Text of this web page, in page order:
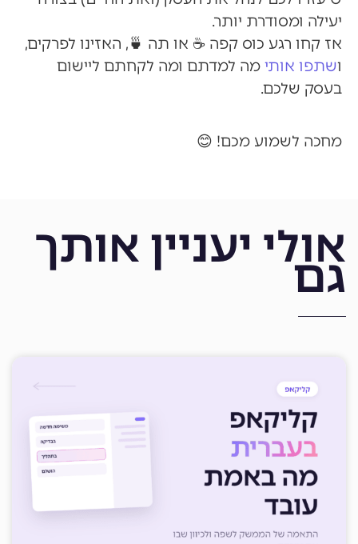
יעילה ומסודרת יותר.
אז קחו רגע כוס קפה ☕ או תה 🍵, האזינו לפרקים,
ושתפו אותי מה למדתם ומה לקחתם ליישום
בעסק שלכם.
מחכה לשמוע מכם! 😊
אולי יעניין אותך
גם